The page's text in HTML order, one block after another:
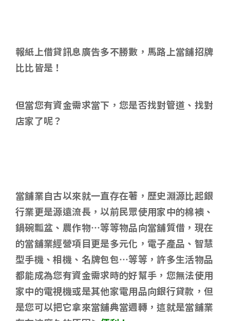
報紙上借貸訊息廣告多不勝數 ，馬路上當舖招牌
比比皆是！
但當您有資金需求當下，您是否找對管道、找對
店家了呢？
當舖業自古以來就一直存在著，歷史淵源比起銀
行業更是源遠流長，以前民眾使用家中的棉襖、
鍋碗瓢盆、農作物…等等物品向當舖質借，現在
的當舖業經營項目更是多元化，電子產品、智慧
型手機、相機、名牌包包…等等，許多生活物品
都能成為您有資金需求時的好幫手，您無法使用
家中的電視機或是其他家電用品向銀行貸款，但
是您可以把它拿來當舖典當週轉，這就是當舖業